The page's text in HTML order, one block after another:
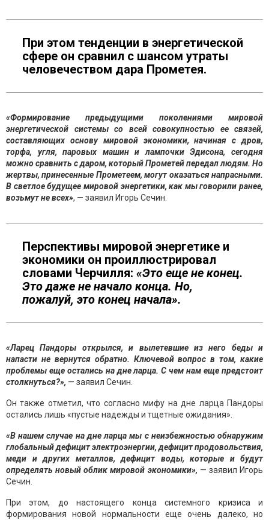
При этом тенденции в энергетической
сфере он сравнил с шансом утраты
человечеством дара Прометея.
«Формирование предыдущими поколениями мировой
энергетической системы со всей совокупностью ее связей,
составляющих основу мировой экономики, начиная с дров,
торфа, угля, паровых машин и лампочки Эдисона, сегодня
можно сравнить с даром, который Прометей передал людям. Но
жертвы, принесенные Прометеем, могут оказаться напрасными.
В светлое будущее мировой энергетики, как мы говорили ранее,
возьмут не всех», — заявил Игорь Сечин.
Перспективы мировой энергетике и
экономики он проиллюстрировал
словами Черчилля: «Это еще не конец.
Это даже не начало конца. Но,
пожалуй, это конец начала».
«Ларец Пандоры открылся, и вылетевшие из него беды и
напасти не вернутся обратно. Ключевой вопрос в том, какие
проблемы еще остались на дне ларца. С чем нам еще предстоит
столкнуться?», — заявил Сечин.
Он также отметил, что согласно мифу на дне ларца Пандоры
остались лишь «пустые надежды и тщетные ожидания».
«В нашем случае на дне ларца мы с неизбежностью обнаружим
глобальный дефицит электроэнергии, дефицит продовольствия,
меди и других металлов, дефицит воды, которые и будут
определять новый облик мировой экономики», — заявил Игорь
Сечин.
При этом, до настоящего конца системного кризиса и
формирования новой нормальности еще очень далеко, но